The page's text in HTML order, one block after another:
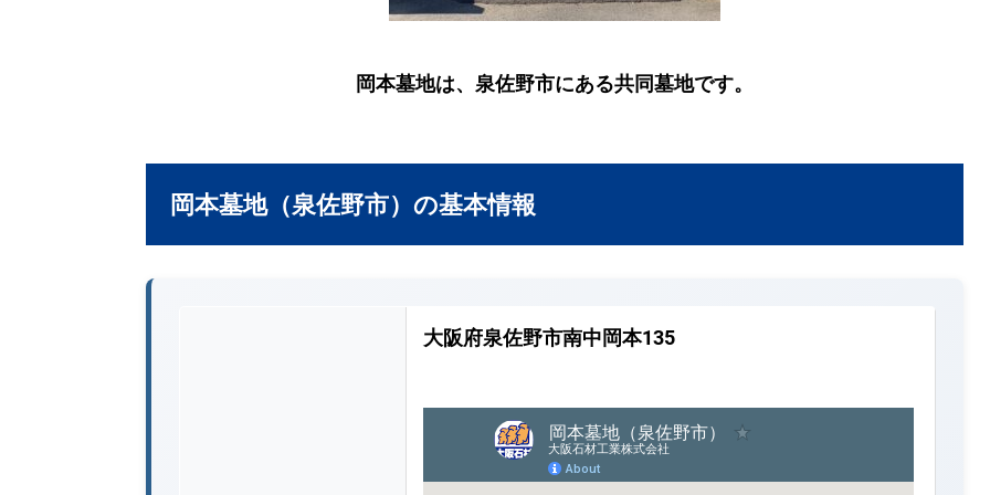
岡本墓地は、泉佐野市にある共同墓地です。
岡本墓地（泉佐野市）の基本情報
大阪府泉佐野市南中岡本135